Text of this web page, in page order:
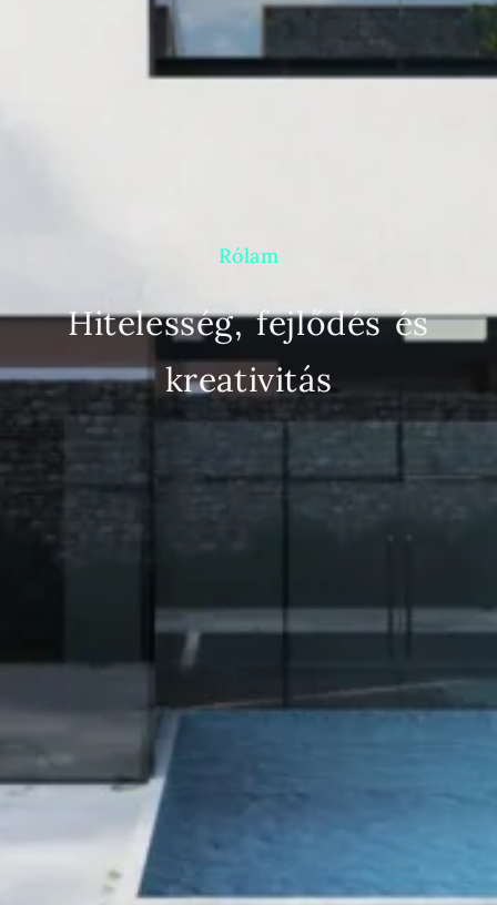
Hitelesség, fejlődés és
kreativitás
Rólam